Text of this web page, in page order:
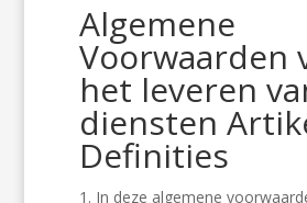
Algemene
Voorwaarden
het leveren
diensten
Definities
In deze algemene